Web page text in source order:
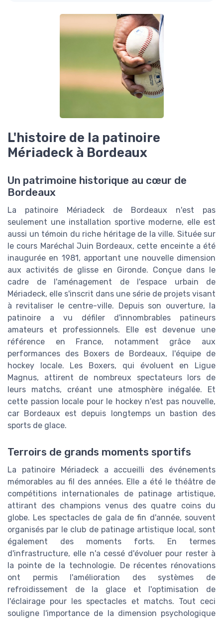
L'histoire de la patinoire
Mériadeck à Bordeaux
Un patrimoine historique au cœur de
Bordeaux
La patinoire Mériadeck de Bordeaux n'est pas
seulement une installation sportive moderne, elle est
aussi un témoin du riche héritage de la ville. Située sur
le cours Maréchal Juin Bordeaux, cette enceinte a été
inaugurée en 1981, apportant une nouvelle dimension
aux activités de glisse en Gironde. Conçue dans le
cadre de l'aménagement de l'espace urbain de
Mériadeck, elle s'inscrit dans une série de projets visant
à revitaliser le centre-ville. Depuis son ouverture, la
patinoire a vu défiler d'innombrables patineurs
amateurs et professionnels. Elle est devenue une
référence en France, notamment grâce aux
performances des Boxers de Bordeaux, l'équipe de
hockey locale. Les Boxers, qui évoluent en Ligue
Magnus, attirent de nombreux spectateurs lors de
leurs matchs, créant une atmosphère inégalée. Et
cette passion locale pour le hockey n'est pas nouvelle,
car Bordeaux est depuis longtemps un bastion des
sports de glace.
Terroirs de grands moments sportifs
La patinoire Mériadeck a accueilli des événements
mémorables au fil des années. Elle a été le théâtre de
compétitions internationales de patinage artistique,
attirant des champions venus des quatre coins du
globe. Les spectacles de gala de fin d'année, souvent
organisés par le club de patinage artistique local, sont
également des moments forts. En termes
d'infrastructure, elle n'a cessé d'évoluer pour rester à
la pointe de la technologie. De récentes rénovations
ont permis l'amélioration des systèmes de
refroidissement de la glace et l'optimisation de
l'éclairage pour les spectacles et matchs. Tout ceci
souligne l'importance de la dimension psychologique